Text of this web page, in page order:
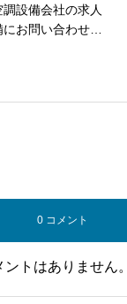
設備会社の求人
お問い合わせく
0 コメント
トはありません。